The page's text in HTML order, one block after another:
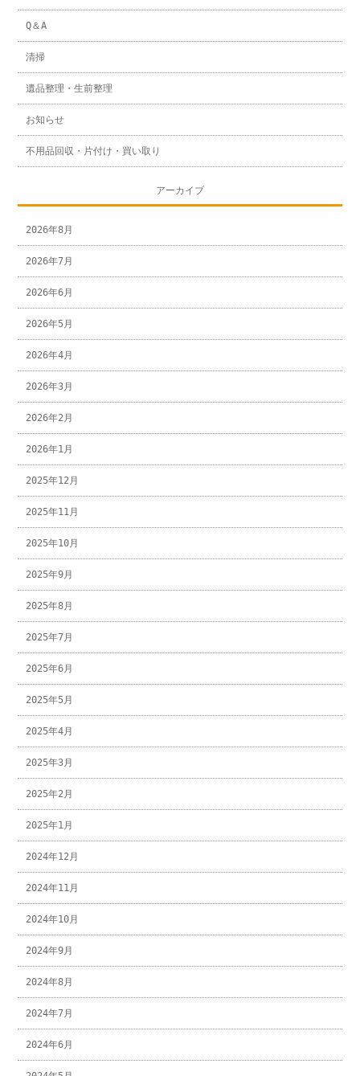
Q＆A
清掃
遺品整理・生前整理
お知らせ
不用品回収・片付け・買い取り
アーカイブ
2026年8月
2026年7月
2026年6月
2026年5月
2026年4月
2026年3月
2026年2月
2026年1月
2025年12月
2025年11月
2025年10月
2025年9月
2025年8月
2025年7月
2025年6月
2025年5月
2025年4月
2025年3月
2025年2月
2025年1月
2024年12月
2024年11月
2024年10月
2024年9月
2024年8月
2024年7月
2024年6月